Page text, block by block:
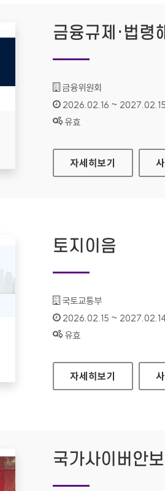
금융규제·법령
기관명 :
금융위원회
인증기간 :
2026.02.16 ~ 2027.02.15
상태 :
유효
금융규제·법령해석포
자세히보기
토지이음
기관명 :
국토교통부
인증기간 :
2026.02.15 ~
상태 :
유효
토지이음
자세히보기
국가사이버안